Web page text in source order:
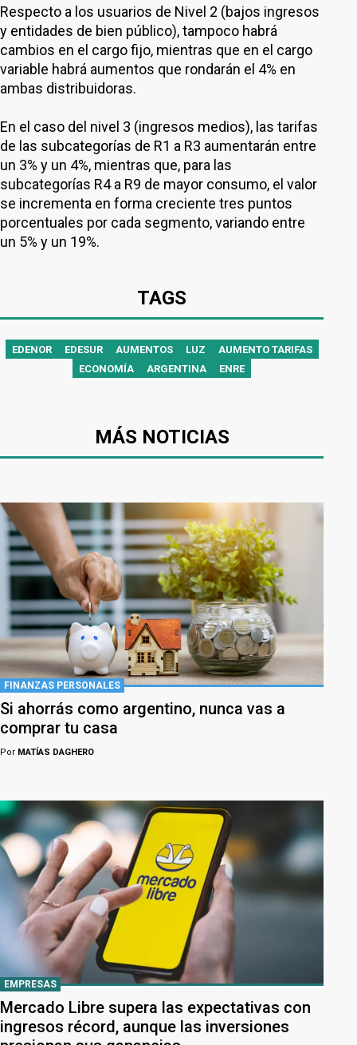
Respecto a los usuarios de Nivel 2 (bajos ingresos
y entidades de bien público), tampoco habrá
cambios en el cargo fijo, mientras que en el cargo
variable habrá aumentos que rondarán el 4% en
ambas distribuidoras.
En el caso del nivel 3 (ingresos medios), las tarifas
de las subcategorías de R1 a R3 aumentarán entre
un 3% y un 4%, mientras que, para las
subcategorías R4 a R9 de mayor consumo, el valor
se incrementa en forma creciente tres puntos
porcentuales por cada segmento, variando entre
un 5% y un 19%.
TAGS
EDENOR EDESUR AUMENTOS LUZ
AUMENTO TARIFAS
ECONOMÍA
ARGENTINA ENRE
MÁS NOTICIAS
FINANZAS PERSONALES
Si ahorrás como argentino, nunca vas a
comprar tu casa
Por MATÍAS DAGHERO
EMPRESAS
Mercado Libre supera las expectativas con
ingresos récord, aunque las inversiones